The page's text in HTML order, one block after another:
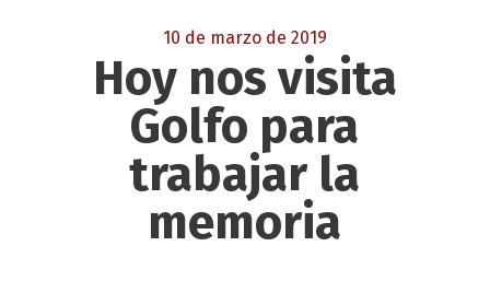
10 de marzo de 2019
Hoy nos visita
Golfo para
trabajar la
memoria